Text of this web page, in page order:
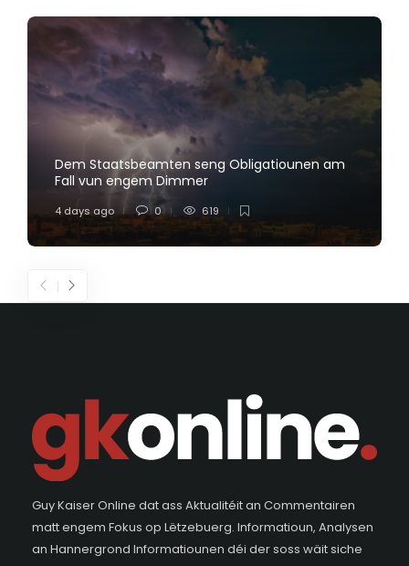
Dem Staatsbeamten seng Obligatiounen am
Fall vun engem Dimmer
4 days ago 0 619
Guy Kaiser Online dat ass Aktualitéit an Commentairen
matt engem Fokus op Lëtzebuerg. Informatioun, Analysen
an Hannergrond Informatiounen déi der soss wäit siche